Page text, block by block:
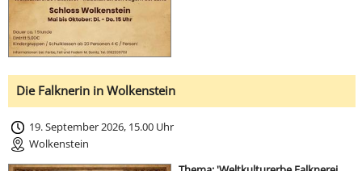
Die Falknerin in Wolkenstein
19. September 2026, 15.00 Uhr
Wolkenstein